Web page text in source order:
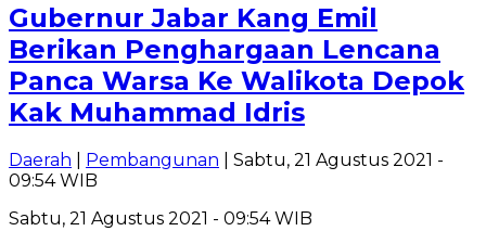
Gubernur Jabar Kang Emil
Berikan Penghargaan Lencana
Panca Warsa Ke Walikota Depok
Kak Muhammad Idris
Daerah Pembangunan | Sabtu, 21 Agustus 2021 -
09:54 WIB
Sabtu, 21 Agustus 2021 - 09:54 WIB